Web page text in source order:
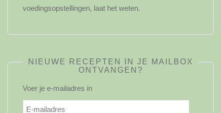
voedingsopstellingen, laat het weten.
NIEUWE RECEPTEN IN JE MAILBOX
ONTVANGEN?
Voer je e-mailadres in
E-